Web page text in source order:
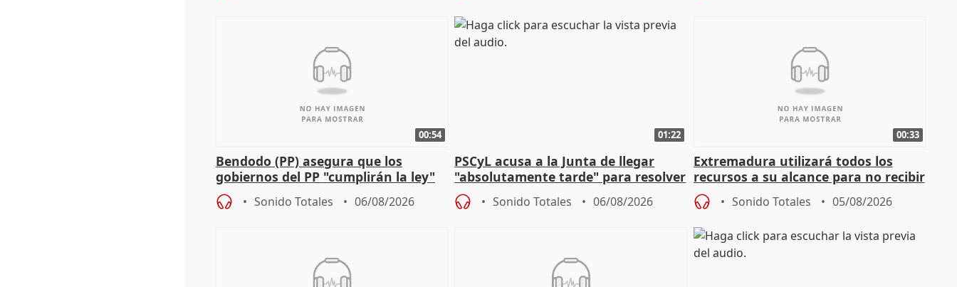
00:54
Bendodo (PP) asegura que los
gobiernos del PP "cumplirán la ley"
sobre los menores migrantes
Sonido Totales 06/08/2026
01:22
PSCyL acusa a la Junta de llegar
"absolutamente tarde" para resolver
problemas como Newcastle
Sonido Totales 06/08/2026
00:33
Extremadura utilizará todos los
recursos a su alcance para no recibir
más menores migrantes
Sonido Totales 05/08/2026